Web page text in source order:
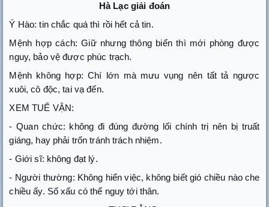
Hà Lạc giải đoán
Ý Hào: tin chắc quá thì rồi hết cả tin.
Mệnh hợp cách: Giữ nhưng thông biến thì mới phòng được
nguy, bảo vệ được phúc trạch.
Mệnh không hợp: Chí lớn mà mưu vụng nên tất tả ngược
xuôi, cô độc, tai vạ đến.
XEM TUẾ VẬN:
- Quan chức: không đi đúng đường lối chính trị nên bị truất
giáng, hay phải trốn tránh trách nhiệm.
- Giới sĩ: không đạt lý.
- Người thường: Không hiển việc, không biết gió chiều nào che
chiều ấy. Số xấu có thể nguy tới thân.